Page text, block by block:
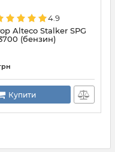
4.9
Alteco Stalker SPG
(бензин)
Купити